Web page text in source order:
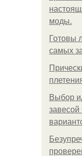
моды.
Готовы
самых
Выбор
завесой